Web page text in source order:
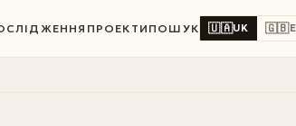
ПРОЕКТИ ПОШУК 🇺🇦UK 🇬🇧